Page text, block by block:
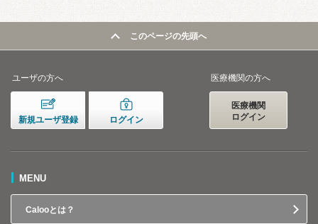
このページの先頭へ
ユーザの方へ
新規ユーザ登録 ログイン
医療機関の方へ
医療機関
ログイン
MENU
Calooとは？